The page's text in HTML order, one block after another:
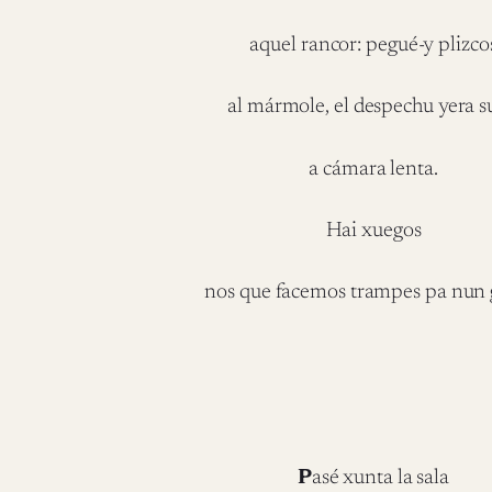
aquel rancor: pegué-y
al mármole, el despechu yera
a cámara lenta.
Hai xuegos
nos que facemos trampes pa nun
Pasé xunta la sala